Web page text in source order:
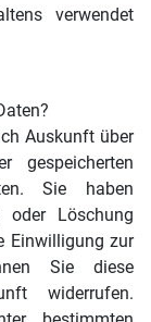
verwendet
Auskunft über
gespeicherten
Sie haben
oder Löschung
Einwilligung zur
Sie diese
widerrufen.